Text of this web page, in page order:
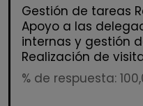
Gestión de tareas
Apoyo a las
internas y gestión
Realización de
% de respuesta: